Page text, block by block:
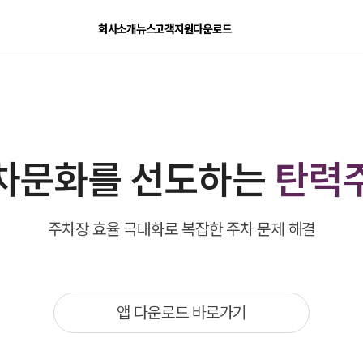
회사소개뉴스고객지원다운로드
문화를 선도하는 탄력
주차장 효율 극대화로 복잡한 주차 문제 해결
앱 다운로드 바로가기